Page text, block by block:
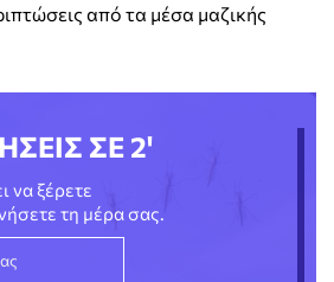
από τα μέσα μαζικής
ΣΕ 2'
να ξέρετε
τη μέρα σας.